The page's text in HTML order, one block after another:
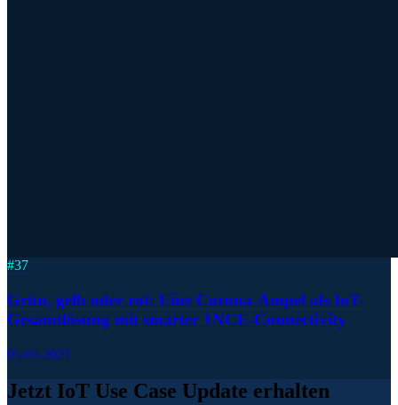
#37
Grün, gelb oder rot: Eine Corona-Ampel als IoT-
Gesamtlösung mit smarter 1NCE-Connectivity
05.05.2021
Jetzt IoT Use Case Update erhalten